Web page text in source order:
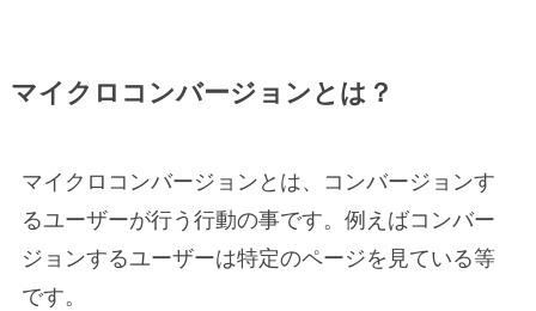
CONTACT
マイクロコンバージョンとは？
マイクロコンバージョンとは、コンバージョンす
るユーザーが行う行動の事です。例えばコンバー
ジョンするユーザーは特定のページを見ている等
です。